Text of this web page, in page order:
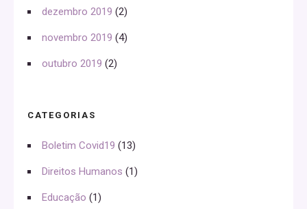
dezembro 2019 (2)
novembro 2019 (4)
outubro 2019 (2)
CATEGORIAS
Boletim Covid19 (13)
Direitos Humanos (1)
Educação (1)